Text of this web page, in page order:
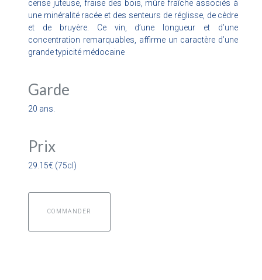
cerise juteuse, fraise des bois, mûre fraîche associés à
une minéralité racée et des senteurs de réglisse, de cèdre
et de bruyère. Ce vin, d’une longueur et d’une
concentration remarquables, affirme un caractère d’une
grande typicité médocaine
Garde
20 ans.
Prix
29.15€ (75cl)
COMMANDER